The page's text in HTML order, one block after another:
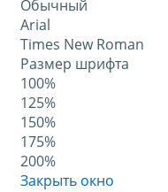
Обычный
Arial
Times New Roman
Размер шрифта
100%
125%
150%
175%
200%
Закрыть окно